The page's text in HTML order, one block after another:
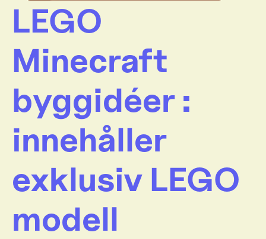
LEGO
Minecraft
byggidéer :
innehåller
exklusiv LEGO
modell